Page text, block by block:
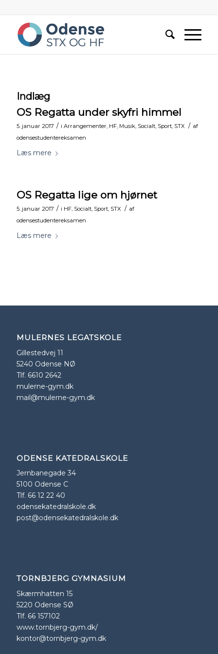
Indlæg
OS Regatta under skyfri himmel
5. januar 2017 / i Arrangementer, HF, Musik, Socialt, Sport, STX / af
odensestudentereksamen
Læs mere
OS Regatta lige om hjørnet
5. januar 2017 / i HF, Socialt, Sport, STX / af
odensestudentereksamen
Læs mere
MULERNES LEGATSKOLE
Gillestedvej 11
5240 Odense NØ
Tlf. 6610 2642
mulerne-gym.dk
mail@mulerne-gym.dk
ODENSE KATEDRALSKOLE
Jernbanegade 34
5100 Odense C
Tlf. 66 12 22 40
odensekatedralskole.dk
post@odensekatedralskole.dk
TORNBJERG GYMNASIUM
Skærmhatten 15
5220 Odense SØ
Tlf. 66 157102
www.tornbjerg-gym.dk/
kontor@tornbjerg-gym.dk